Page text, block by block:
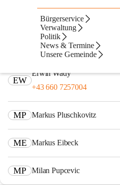
Bürgerservice
Verwaltung
Politik
News & Termine
Unsere Gemeinde
Ansprechpersonen
EW
Erwin Wady
+43 660 7257004
MP Markus Pluschkovitz
ME Markus Eibeck
MP Milan Pupcevic